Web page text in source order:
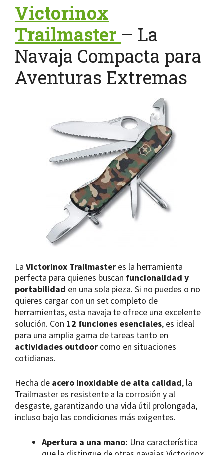
Victorinox
Trailmaster – La
Navaja Compacta para
Aventuras Extremas
La Victorinox Trailmaster es la herramienta
perfecta para quienes buscan funcionalidad y
portabilidad en una sola pieza. Si no puedes o no
quieres cargar con un set completo de
herramientas, esta navaja te ofrece una excelente
solución. Con 12 funciones esenciales, es ideal
para una amplia gama de tareas tanto en
actividades outdoor como en situaciones
cotidianas.
Hecha de acero inoxidable de alta calidad, la
Trailmaster es resistente a la corrosión y al
desgaste, garantizando una vida útil prolongada,
incluso bajo las condiciones más exigentes.
Apertura a una mano: Una característica